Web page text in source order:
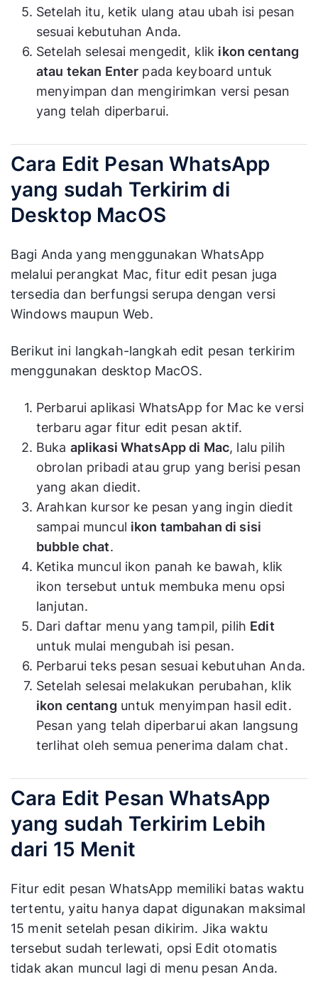
Setelah itu, ketik ulang atau ubah isi pesan
sesuai kebutuhan Anda.
Setelah selesai mengedit, klik ikon centang
atau tekan Enter pada keyboard untuk
menyimpan dan mengirimkan versi pesan
yang telah diperbarui.
Cara Edit Pesan WhatsApp
yang sudah Terkirim di
Desktop MacOS
Bagi Anda yang menggunakan WhatsApp
melalui perangkat Mac, fitur edit pesan juga
tersedia dan berfungsi serupa dengan versi
Windows maupun Web.
Berikut ini langkah-langkah edit pesan terkirim
menggunakan desktop MacOS.
Perbarui aplikasi WhatsApp for Mac ke versi
terbaru agar fitur edit pesan aktif.
Buka aplikasi WhatsApp di Mac, lalu pilih
obrolan pribadi atau grup yang berisi pesan
yang akan diedit.
Arahkan kursor ke pesan yang ingin diedit
sampai muncul ikon tambahan di sisi
bubble chat.
Ketika muncul ikon panah ke bawah, klik
ikon tersebut untuk membuka menu opsi
lanjutan.
Dari daftar menu yang tampil, pilih Edit
untuk mulai mengubah isi pesan.
Perbarui teks pesan sesuai kebutuhan Anda.
Setelah selesai melakukan perubahan, klik
ikon centang untuk menyimpan hasil edit.
Pesan yang telah diperbarui akan langsung
terlihat oleh semua penerima dalam chat.
Cara Edit Pesan WhatsApp
yang sudah Terkirim Lebih
dari 15 Menit
Fitur edit pesan WhatsApp memiliki batas waktu
tertentu, yaitu hanya dapat digunakan maksimal
15 menit setelah pesan dikirim. Jika waktu
tersebut sudah terlewati, opsi Edit otomatis
tidak akan muncul lagi di menu pesan Anda.